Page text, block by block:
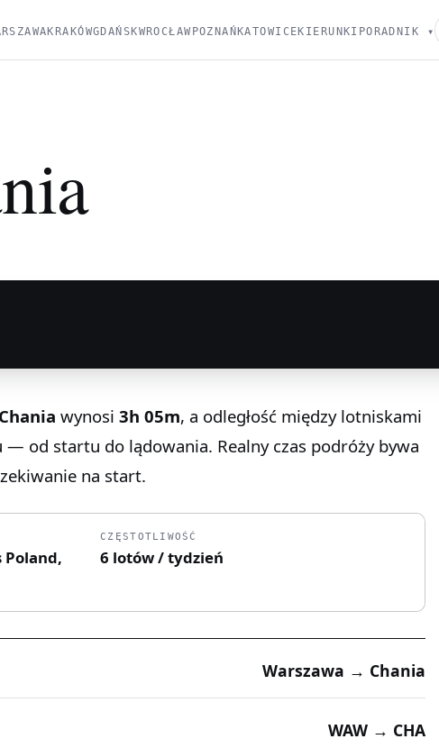
KRAKÓWGDAŃSKWROCŁAW POZNAŃKATOWICEKIERUNKI PORADNIK ▾
wynosi 3h 05m, a odległość między lotniskami
— od startu do lądowania. Realny czas podróży bywa
na start.
Poland,
CZĘSTOTLIWOŚĆ
6 lotów / tydzień
Warszawa → Chania
WAW → CHA